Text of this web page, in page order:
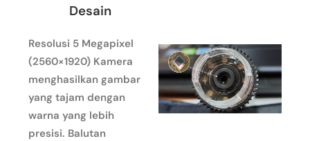
Desain
Resolusi 5 Megapixel
(2560×1920) Kamera
menghasilkan gambar
yang tajam dengan
warna yang lebih
presisi. Balutan